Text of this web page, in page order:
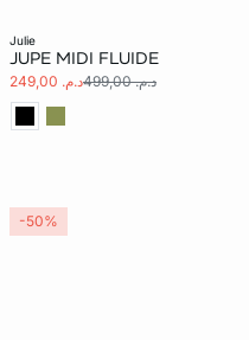
julie
JUPE MIDI FLUIDE
د.م. 249,00 د.م. 499,00
-50%